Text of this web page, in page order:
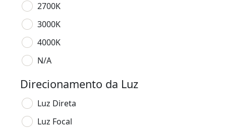
2700K
3000K
4000K
N/A
Direcionamento da Luz
Luz Direta
Luz Focal